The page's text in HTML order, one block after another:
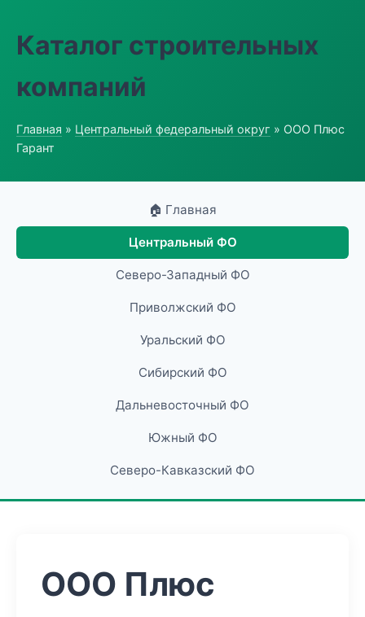
Каталог строительных
компаний
Главная » Центральный федеральный округ » ООО Плюс
Гарант
🏠 Главная
Центральный ФО
Северо-Западный ФО
Приволжский ФО
Уральский ФО
Сибирский ФО
Дальневосточный ФО
Южный ФО
Северо-Кавказский ФО
ООО Плюс